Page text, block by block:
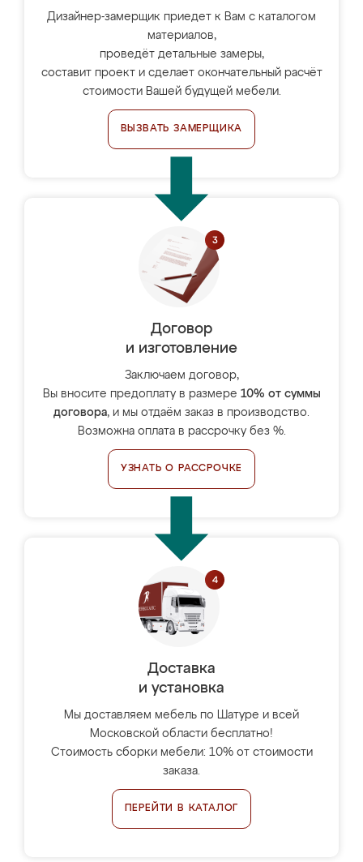
Дизайнер-замерщик приедет к Вам с каталогом
материалов,
проведёт детальные замеры,
составит проект и сделает окончательный расчёт
стоимости Вашей будущей мебели.
ВЫЗВАТЬ ЗАМЕРЩИКА
Договор
и изготовление
Заключаем договор,
Вы вносите предоплату в размере 10% от суммы
договора, и мы отдаём заказ в производство.
Возможна оплата в рассрочку без %.
УЗНАТЬ О РАССРОЧКЕ
Доставка
и установка
Мы доставляем мебель по Шатуре и всей
Московской области бесплатно!
Стоимость сборки мебели: 10% от стоимости
заказа.
ПЕРЕЙТИ В КАТАЛОГ